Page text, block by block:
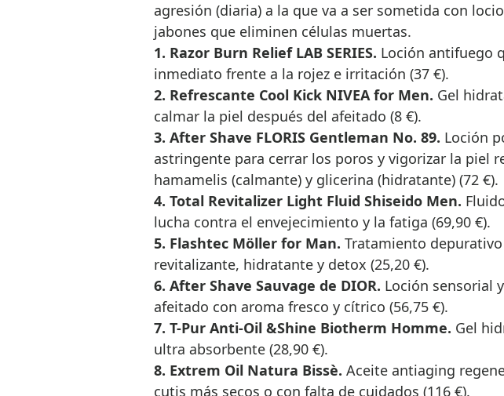
agresión (diaria) a la que va a ser sometida con
jabones que eliminen células muertas.
1. Razor Burn Relief LAB SERIES. Loción antifuego
inmediato frente a la rojez e irritación (37 €).
2. Refrescante Cool Kick NIVEA for Men. Gel
calmar la piel después del afeitado (8 €).
3. After Shave FLORIS Gentleman No. 89. Loción
astringente para cerrar los poros y vigorizar la piel
hamamelis (calmante) y glicerina (hidratante) (72 €).
4. Total Revitalizer Light Fluid Shiseido Men.
lucha contra el envejecimiento y la fatiga (69,90 €).
5. Flashtec Möller for Man. Tratamiento
revitalizante, hidratante y detox (25,20 €).
6. After Shave Sauvage de DIOR. Loción sensorial
afeitado con aroma fresco y cítrico (56,75 €).
7. T-Pur Anti-Oil &Shine Biotherm Homme. Gel
ultra absorbente (28,90 €).
8. Extrem Oil Natura Bissè. Aceite antiaging
cutis más secos o con falta de cuidados (116 €).